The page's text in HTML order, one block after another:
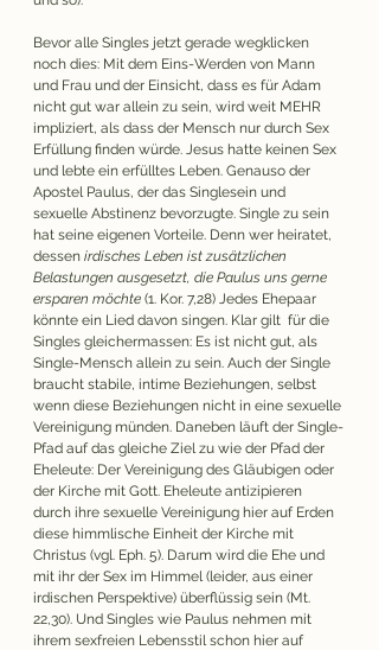
Bevor alle Singles jetzt gerade wegklicken
noch dies: Mit dem Eins-Werden von Mann
und Frau und der Einsicht, dass es für Adam
nicht gut war allein zu sein, wird weit MEHR
impliziert, als dass der Mensch nur durch Sex
Erfüllung finden würde. Jesus hatte keinen Sex
und lebte ein erfülltes Leben. Genauso der
Apostel Paulus, der das Singlesein und
sexuelle Abstinenz bevorzugte. Single zu sein
hat seine eigenen Vorteile. Denn wer heiratet,
dessen irdisches Leben ist zusätzlichen
Belastungen ausgesetzt, die Paulus uns gerne
ersparen möchte (1. Kor. 7,28) Jedes Ehepaar
könnte ein Lied davon singen. Klar gilt  für die
Singles gleichermassen: Es ist nicht gut, als
Single-Mensch allein zu sein. Auch der Single
braucht stabile, intime Beziehungen, selbst
wenn diese Beziehungen nicht in eine sexuelle
Vereinigung münden. Daneben läuft der Single-
Pfad auf das gleiche Ziel zu wie der Pfad der
Eheleute: Der Vereinigung des Gläubigen oder
der Kirche mit Gott. Eheleute antizipieren
durch ihre sexuelle Vereinigung hier auf Erden
diese himmlische Einheit der Kirche mit
Christus (vgl. Eph. 5). Darum wird die Ehe und
mit ihr der Sex im Himmel (leider, aus einer
irdischen Perspektive) überflüssig sein (Mt.
22,30). Und Singles wie Paulus nehmen mit
ihrem sexfreien Lebensstil schon hier auf